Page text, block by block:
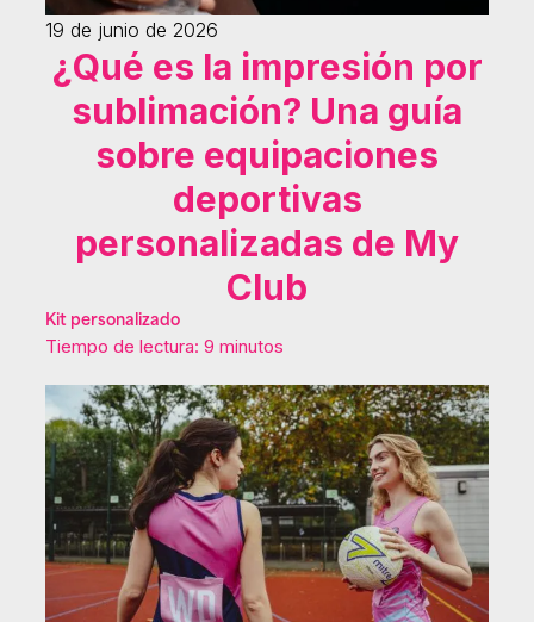
19 de junio de 2026
¿Qué es la impresión por
sublimación? Una guía
sobre equipaciones
deportivas
personalizadas de My
Club
Kit personalizado
Tiempo de lectura: 9 minutos